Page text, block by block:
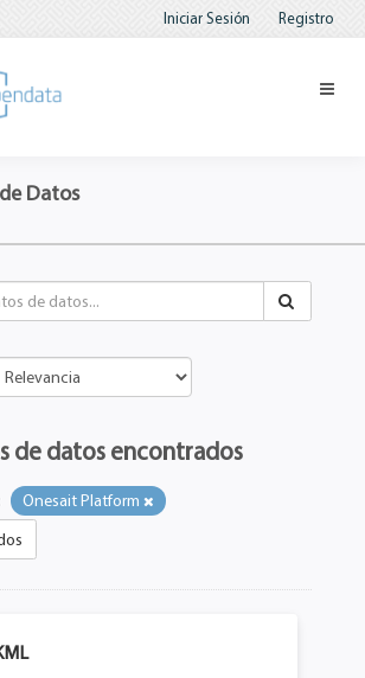
Iniciar Sesión Registro
Datos
de datos encontrados
Onesait Platform